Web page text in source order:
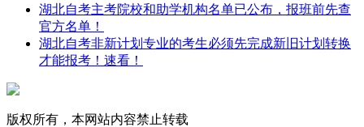
湖北自考主考院校和助学机构名单已公布，报班前先查
官方名单！
湖北自考非新计划专业的考生必须先完成新旧计划转换
才能报考！速看！
版权所有，本网站内容禁止转载